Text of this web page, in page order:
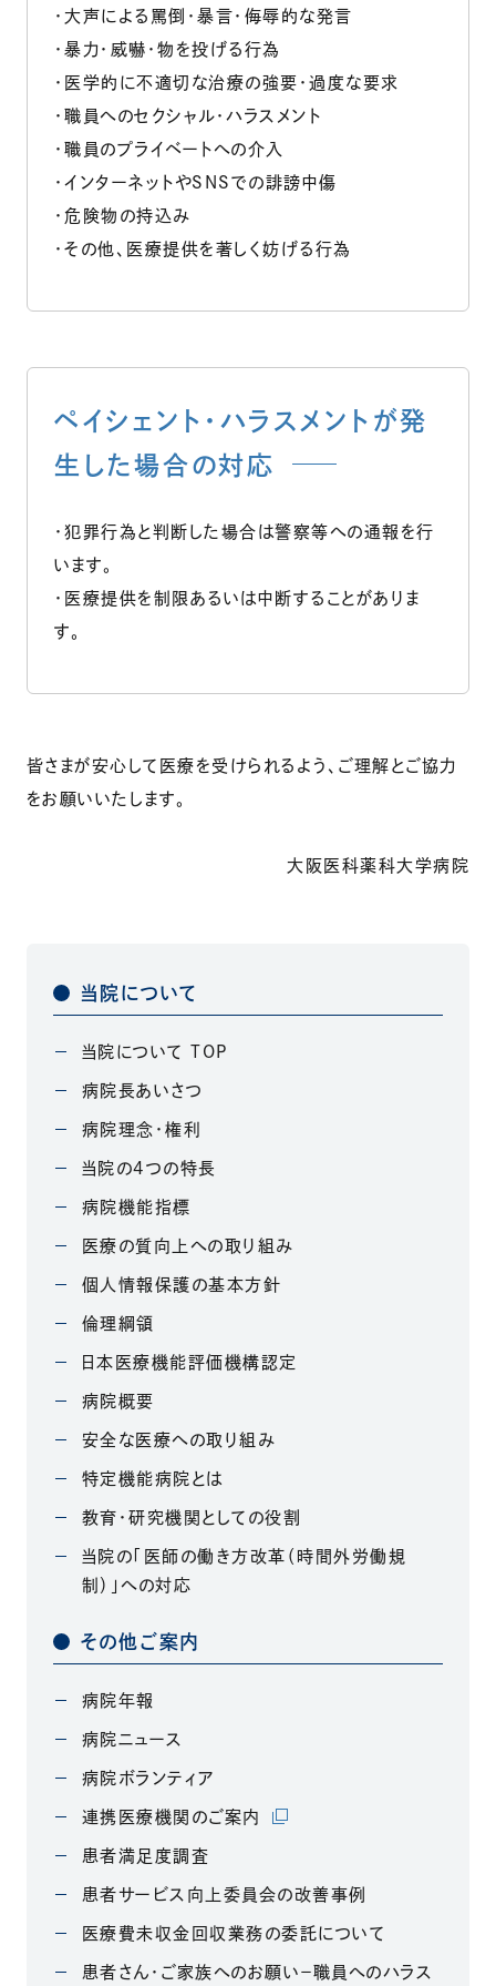
・大声による罵倒・暴言・侮辱的な発言
・暴力・威嚇・物を投げる行為
・医学的に不適切な治療の強要・過度な要求
・職員へのセクシャル・ハラスメント
・職員のプライベートへの介入
・インターネットやSNSでの誹謗中傷
・危険物の持込み
・その他、医療提供を著しく妨げる行為
ペイシェント・ハラスメントが発
生した場合の対応
・犯罪行為と判断した場合は警察等への通報を行
います。
・医療提供を制限あるいは中断することがありま
す。
皆さまが安心して医療を受けられるよう、ご理解とご協力
をお願いいたします。
大阪医科薬科大学病院
当院について
当院について TOP
病院長あいさつ
病院理念・権利
当院の4つの特長
病院機能指標
医療の質向上への取り組み
個人情報保護の基本方針
倫理綱領
日本医療機能評価機構認定
病院概要
安全な医療への取り組み
特定機能病院とは
教育・研究機関としての役割
当院の「医師の働き方改革（時間外労働規
制）」への対応
その他ご案内
病院年報
病院ニュース
病院ボランティア
連携医療機関のご案内 （別ウィンドウで開きます）
患者満足度調査
患者サービス向上委員会の改善事例
医療費未収金回収業務の委託について
患者さん・ご家族へのお願い－職員へのハラス